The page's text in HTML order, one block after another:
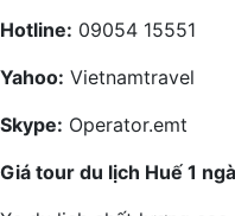
Hotline: 09054 15551
Yahoo: Vietnamtravel
Skype: Operator.emt
Giá tour du lịch Huế 1